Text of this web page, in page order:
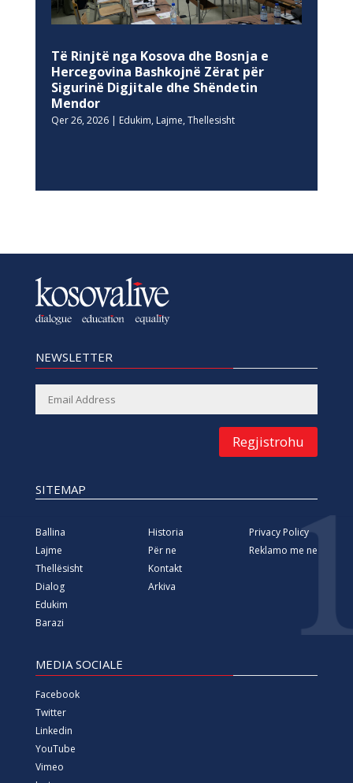
Të Rinjtë nga Kosova dhe Bosnja e
Hercegovina Bashkojnë Zërat për
Sigurinë Digjitale dhe Shëndetin
Mendor
Qer 26, 2026| Edukim, Lajme, Thellesisht
NEWSLETTER
Regjistrohu
SITEMAP
Ballina
Lajme
Thellësisht
Dialog
Edukim
Barazi
Historia
Për ne
Kontakt
Arkiva
Privacy Policy
Reklamo me ne
MEDIA SOCIALE
Facebook
Twitter
Linkedin
YouTube
Vimeo